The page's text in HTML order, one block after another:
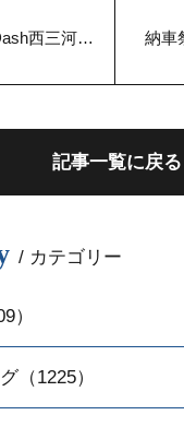
西三河
割OK】
納車
記事一覧に戻る
/ カテゴリー
）
（1225）